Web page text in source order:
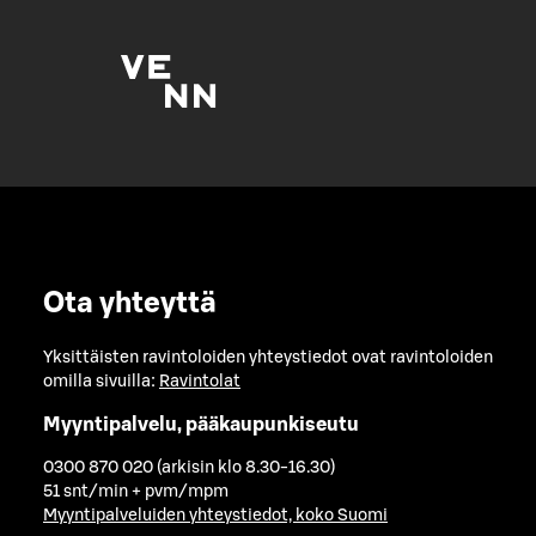
Ota yhteyttä
Yksittäisten ravintoloiden yhteystiedot ovat ravintoloiden
omilla sivuilla: Ravintolat
Myyntipalvelu, pääkaupunkiseutu
0300 870 020 (arkisin klo 8.30-16.30)
51 snt/min + pvm/mpm
Myyntipalveluiden yhteystiedot, koko Suomi